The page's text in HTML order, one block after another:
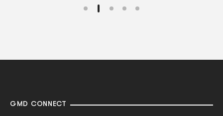
GMD CONNECT